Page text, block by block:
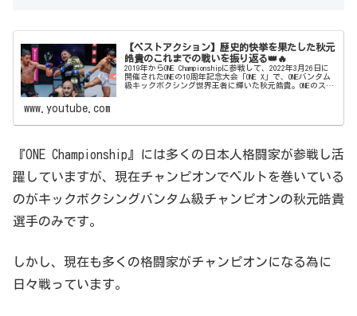
【ベストアクション】歴史的快挙を果たした秋元
皓貴のこれまでの戦いを振り返る👑🔥
2019年からONE Championshipに参戦して、2022年3月26日に
開催されたONEの10周年記念大会「ONE X」で、ONEバンタム
級キックボクシング世界王者に輝いた秋元皓貴。ONEのスー
www.youtube.com
『ONE Championship』には多くの日本人格闘家が参戦し活
躍していますが、現在チャンピオンでベルトを巻いている
のがキックボクシングバンタム級チャンピオンの秋元皓貴
選手のみです。
しかし、現在も多くの格闘家がチャンピオンになる為に
日々戦っています。